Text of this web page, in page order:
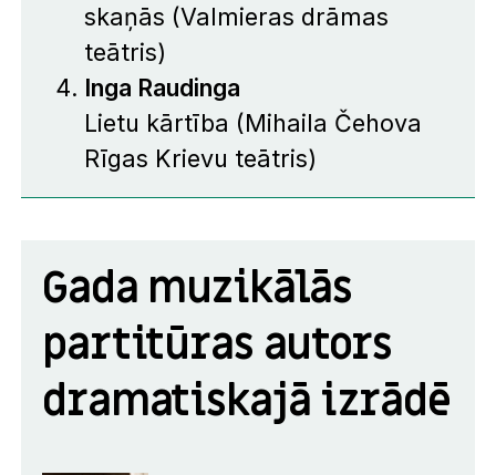
skaņās (Valmieras drāmas
teātris)
Inga Raudinga
Lietu kārtība (Mihaila Čehova
Rīgas Krievu teātris)
Gada muzikālās
partitūras autors
dramatiskajā izrādē